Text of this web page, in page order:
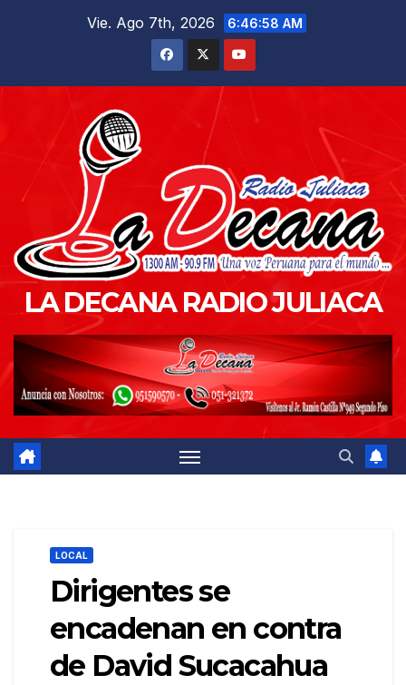
Vie. Ago 7th, 2026 6:46:59 AM
LA DECANA RADIO JULIACA
LOCAL
Dirigentes se
encadenan en contra
de David Sucacahua